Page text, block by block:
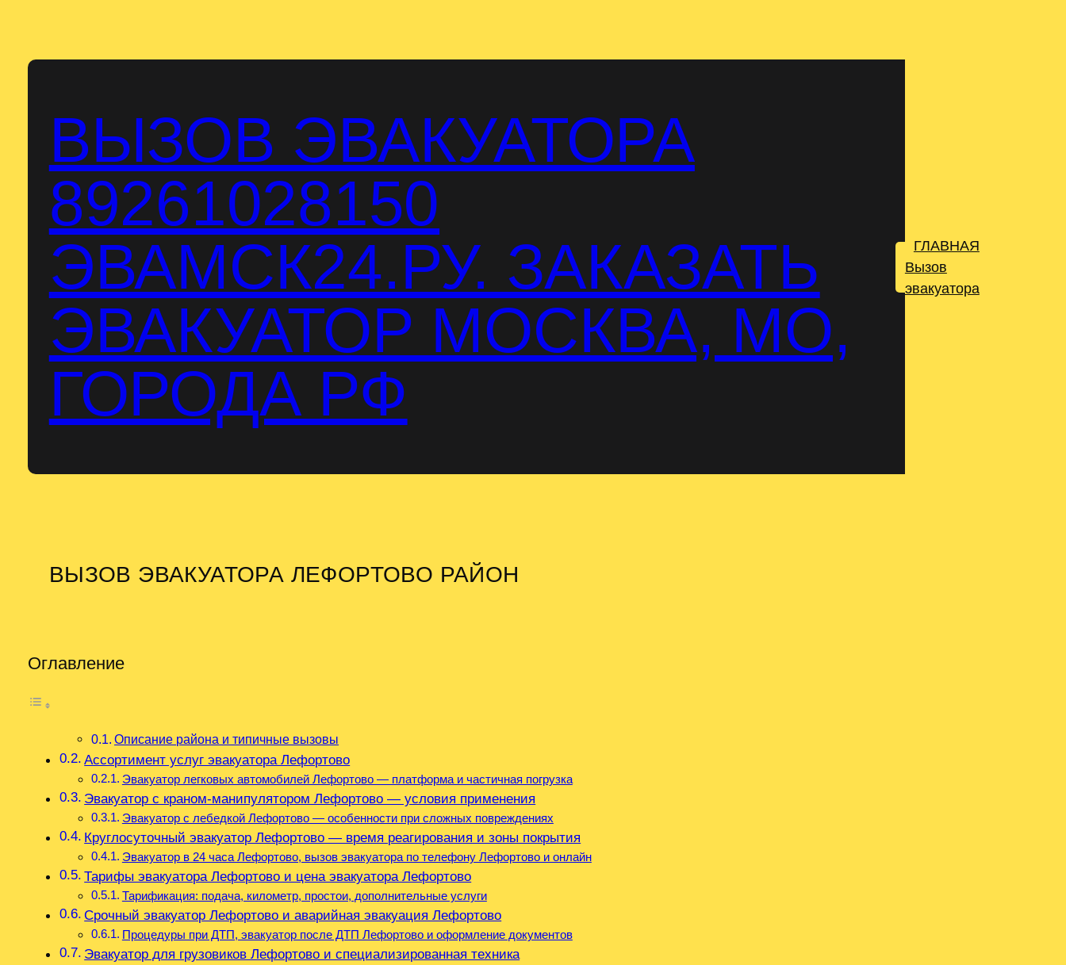
содержимому
ВЫЗОВ ЭВАКУАТОРА
89261028150
ЭВАМСК24.РУ. ЗАКАЗАТЬ
ЭВАКУАТОР МОСКВА, МО,
ГОРОДА РФ
ГЛАВНАЯ
Вызов
эвакуатора
ВЫЗОВ ЭВАКУАТОРА ЛЕФОРТОВО РАЙОН
Оглавление
Описание района и типичные вызовы
Ассортимент услуг эвакуатора Лефортово
Эвакуатор легковых автомобилей Лефортово — платформа и частичная погрузка
Эвакуатор с краном-манипулятором Лефортово — условия применения
Эвакуатор с лебедкой Лефортово — особенности при сложных повреждениях
Круглосуточный эвакуатор Лефортово — время реагирования и зоны покрытия
Эвакуатор в 24 часа Лефортово, вызов эвакуатора по телефону Лефортово и онлайн
Тарифы эвакуатора Лефортово и цена эвакуатора Лефортово
Тарификация: подача, километр, простои, дополнительные услуги
Срочный эвакуатор Лефортово и аварийная эвакуация Лефортово
Процедуры при ДТП, эвакуатор после ДТП Лефортово и оформление документов
Эвакуатор для грузовиков Лефортово и специализированная техника